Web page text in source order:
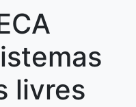
livres